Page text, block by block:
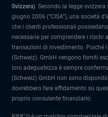
Svizzera). Secondo la legge
giugno 2006 (“CISA”), una società
che i clienti professionali
necessarie per comprendere i rischi
transazioni di investimento. Poiché
(Schweiz). GmbH vengono forniti
loro adeguatezza è sempre
(Schweiz) GmbH non sono
dovrebbero fare affidamento su
proprio consulente finanziario.